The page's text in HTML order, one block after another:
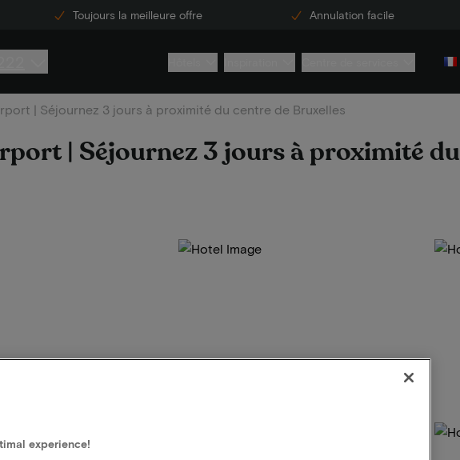
Toujours la meilleure offre Annulation facile
| Séjournez 3 jours à proximité du centre de Bruxelles
| Séjournez 3 jours à proximité du
experience!